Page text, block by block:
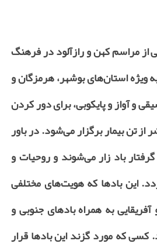
از مراسم کهن و رازآلود در فرهنگ
ویژه استان‌های بوشهر، هرمزگان و
و آواز و پایکوبی، برای دور کردن
از تن بیمار برگزار می‌شود. در باور
باد زار می‌شوند و روحیات و
این بادها که هویت‌های مختلفی
آفریقایی به همراه بادهای جنوبی و
که مورد گزند این بادها قرار